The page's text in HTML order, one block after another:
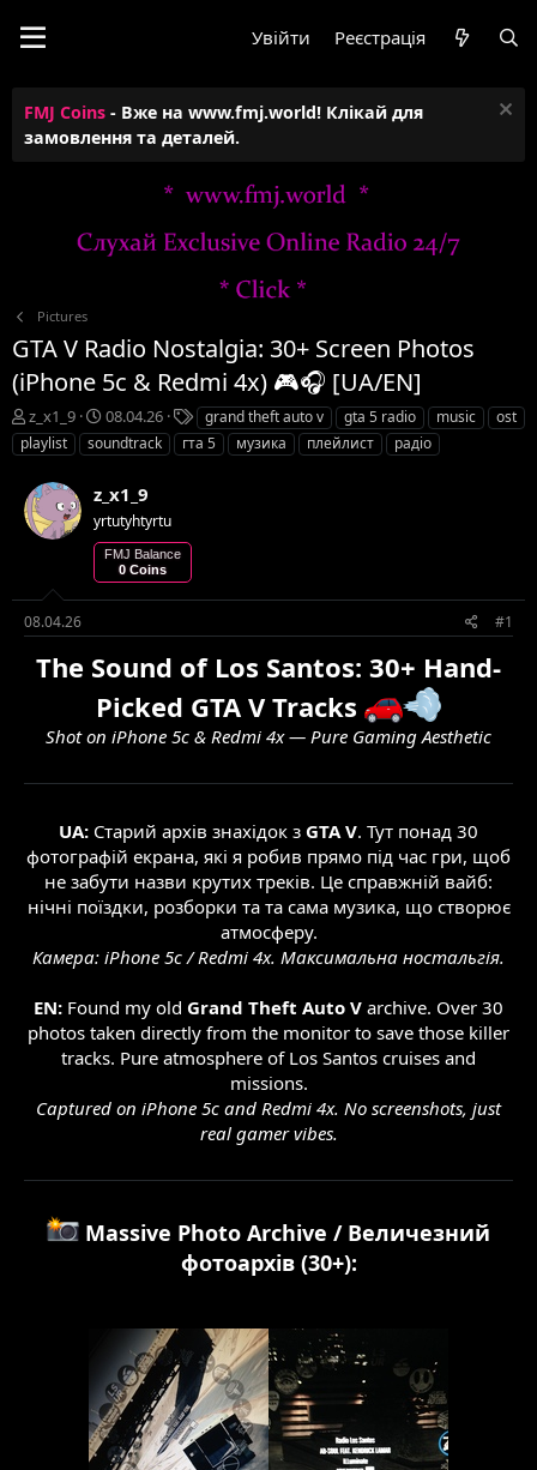
Увійти Реєстрація
FMJ Coins - Вже на www.fmj.world! Клікай для
замовлення та деталей.
Pictures
GTA V Radio Nostalgia: 30+ Screen Photos
(iPhone 5c & Redmi 4x) 🎮🎧 [UA/EN]
А
в
т
р
т
z_x1_9
Д
а
т
с
т
в
о
р
н
я
08.04.26
Т
е
г
grand theft auto v gta 5 radio music
ost
playlist
soundtrack гта 5 музика плейлист радіо
z_x1_9
yrtutyhtyrtu
FMJ Balance
0 Coins
08.04.26 #1
The Sound of Los Santos: 30+ Hand-
Picked GTA V Tracks
Shot on iPhone 5c & Redmi 4x — Pure Gaming Aesthetic
UA: Старий архів знахідок з GTA V. Тут понад 30
фотографій екрана, які я робив прямо під час гри, щоб
не забути назви крутих треків. Це справжній вайб:
нічні поїздки, розборки та та сама музика, що створює
атмосферу.
Камера: iPhone 5c / Redmi 4x. Максимальна ностальгія.
EN: Found my old Grand Theft Auto V archive. Over 30
photos taken directly from the monitor to save those killer
tracks. Pure atmosphere of Los Santos cruises and
missions.
Captured on iPhone 5c and Redmi 4x. No screenshots, just
real gamer vibes.
Massive Photo Archive / Величезний
фотоархів (30+):